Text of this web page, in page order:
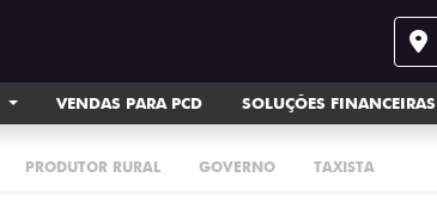
VENDAS PARA PCD SOLUÇÕES FINANCEIRAS
PRODUTOR RURAL GOVERNO TAXISTA